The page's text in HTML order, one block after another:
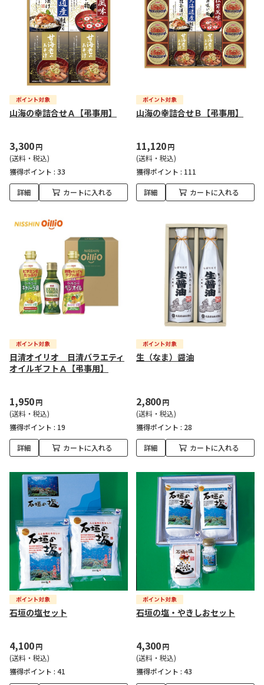
山海の幸詰合せＡ【弔事用】
3,300円
(送料・税込)
獲得ポイント : 33
詳細 カートに入れる
山海の幸詰合せＢ【弔事用】
11,120円
(送料・税込)
獲得ポイント : 111
詳細 カートに入れる
日清オイリオ 日清バラエティ
オイルギフトＡ【弔事用】
1,950円
(送料・税込)
獲得ポイント : 19
詳細 カートに入れる
生（なま）醤油
2,800円
(送料・税込)
獲得ポイント : 28
詳細 カートに入れる
石垣の塩セット
4,100円
(送料・税込)
獲得ポイント : 41
石垣の塩・やきしおセット
4,300円
(送料・税込)
獲得ポイント : 43